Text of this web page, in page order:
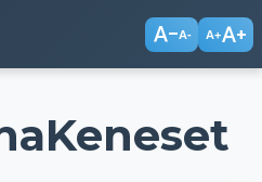
text_decreaseA- A+text_increase